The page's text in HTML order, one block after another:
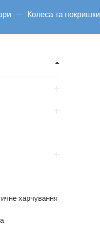
Колеса та покришки
харчування